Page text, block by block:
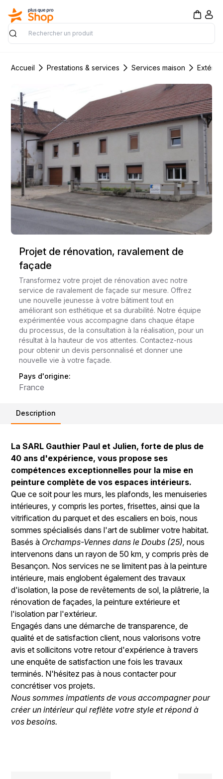
Rechercher
Accueil Prestations & services Services maison
Projet de rénovation, ravalement de
façade
Transformez votre projet de rénovation avec notre
service de ravalement de façade sur mesure. Offrez
une nouvelle jeunesse à votre bâtiment tout en
améliorant son esthétique et sa durabilité. Notre équipe
expérimentée vous accompagne dans chaque étape
du processus, de la consultation à la réalisation, pour un
résultat à la hauteur de vos attentes. Contactez-nous
pour obtenir un devis personnalisé et donner une
nouvelle vie à votre façade.
Pays d'origine:
France
Description
La SARL Gauthier Paul et Julien, forte de plus de
40 ans d'expérience, vous propose ses
compétences exceptionnelles pour la mise en
peinture complète de vos espaces intérieurs.
Que ce soit pour les murs, les plafonds, les menuiseries
intérieures, y compris les portes, frisettes, ainsi que la
vitrification du parquet et des escaliers en bois, nous
sommes spécialisés dans l'art de sublimer votre habitat.
Basés à Orchamps-Vennes dans le Doubs (25), nous
intervenons dans un rayon de 50 km, y compris près de
Besançon. Nos services ne se limitent pas à la peinture
intérieure, mais englobent également des travaux
d'isolation, la pose de revêtements de sol, la plâtrerie, la
rénovation de façades, la peinture extérieure et
l'isolation par l'extérieur.
Engagés dans une démarche de transparence, de
qualité et de satisfaction client, nous valorisons votre
avis et sollicitons votre retour d'expérience à travers
une enquête de satisfaction une fois les travaux
terminés. N'hésitez pas à nous contacter pour
concrétiser vos projets.
Nous sommes impatients de vous accompagner pour
créer un intérieur qui reflète votre style et répond à
vos besoins.